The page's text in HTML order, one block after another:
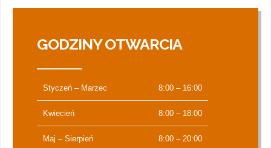
GODZINY OTWARCIA
Styczeń – Marzec 8:00 – 16:00
Kwiecień 8:00 – 18:00
Maj – Sierpień 8:00 – 20:00